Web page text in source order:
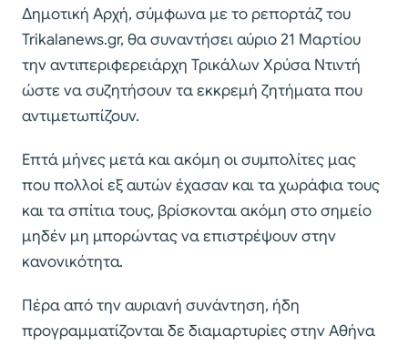
Δημοτική Αρχή, σύμφωνα με το ρεπορτάζ του
Trikalanews.gr, θα συναντήσει αύριο 21 Μαρτίου
την αντιπεριφερειάρχη Τρικάλων Χρύσα Ντιντή
ώστε να συζητήσουν τα εκκρεμή ζητήματα που
αντιμετωπίζουν.
Επτά μήνες μετά και ακόμη οι συμπολίτες μας
που πολλοί εξ αυτών έχασαν και τα χωράφια τους
και τα σπίτια τους, βρίσκονται ακόμη στο σημείο
μηδέν μη μπορώντας να επιστρέψουν στην
κανονικότητα.
Πέρα από την αυριανή συνάντηση, ήδη
προγραμματίζονται δε διαμαρτυρίες στην Αθήνα